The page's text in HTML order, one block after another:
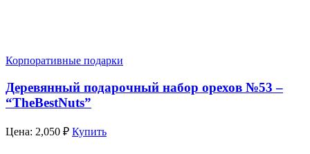
Корпоративные подарки
Деревянный подарочный набор орехов №53 –
“TheBestNuts”
Цена: 2,050 ₽ Купить